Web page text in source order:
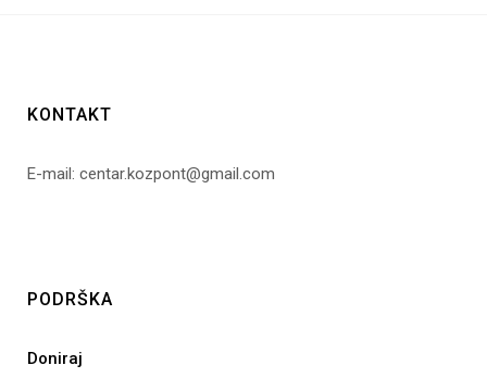
KONTAKT
E-mail: centar.kozpont@gmail.com
PODRŠKA
Doniraj